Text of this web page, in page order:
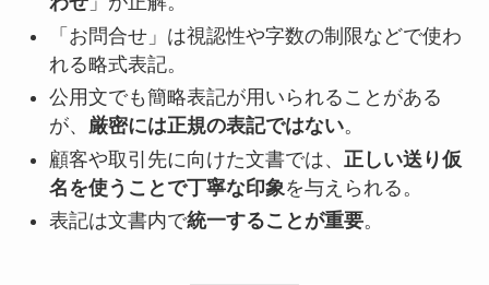
「お問合せ」は視認性や字数の制限などで使わ
れる略式表記。
公用文でも簡略表記が用いられることがある
が、 厳密には正規の表記ではない。
顧客や取引先に向けた文書では、 正しい送り仮
名を使うことで丁寧な印象 を与えられる。
表記は文書内で統一することが重要。